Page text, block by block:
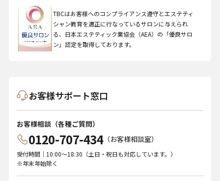
TBCはお客様へのコンプライアンス遵守とエステティ
シャン教育を適正に行なっているサロンに与えられ
る、日本エステティック業協会（AEA）の「優良サロ
ン」認定を取得しております。
お客様サポート窓口
お客様相談（各種ご質問）
0120-707-434（お客様相談室）
受付時間｜10:00～18:30（土日・祝日も対応しています。）
※年末年始除く